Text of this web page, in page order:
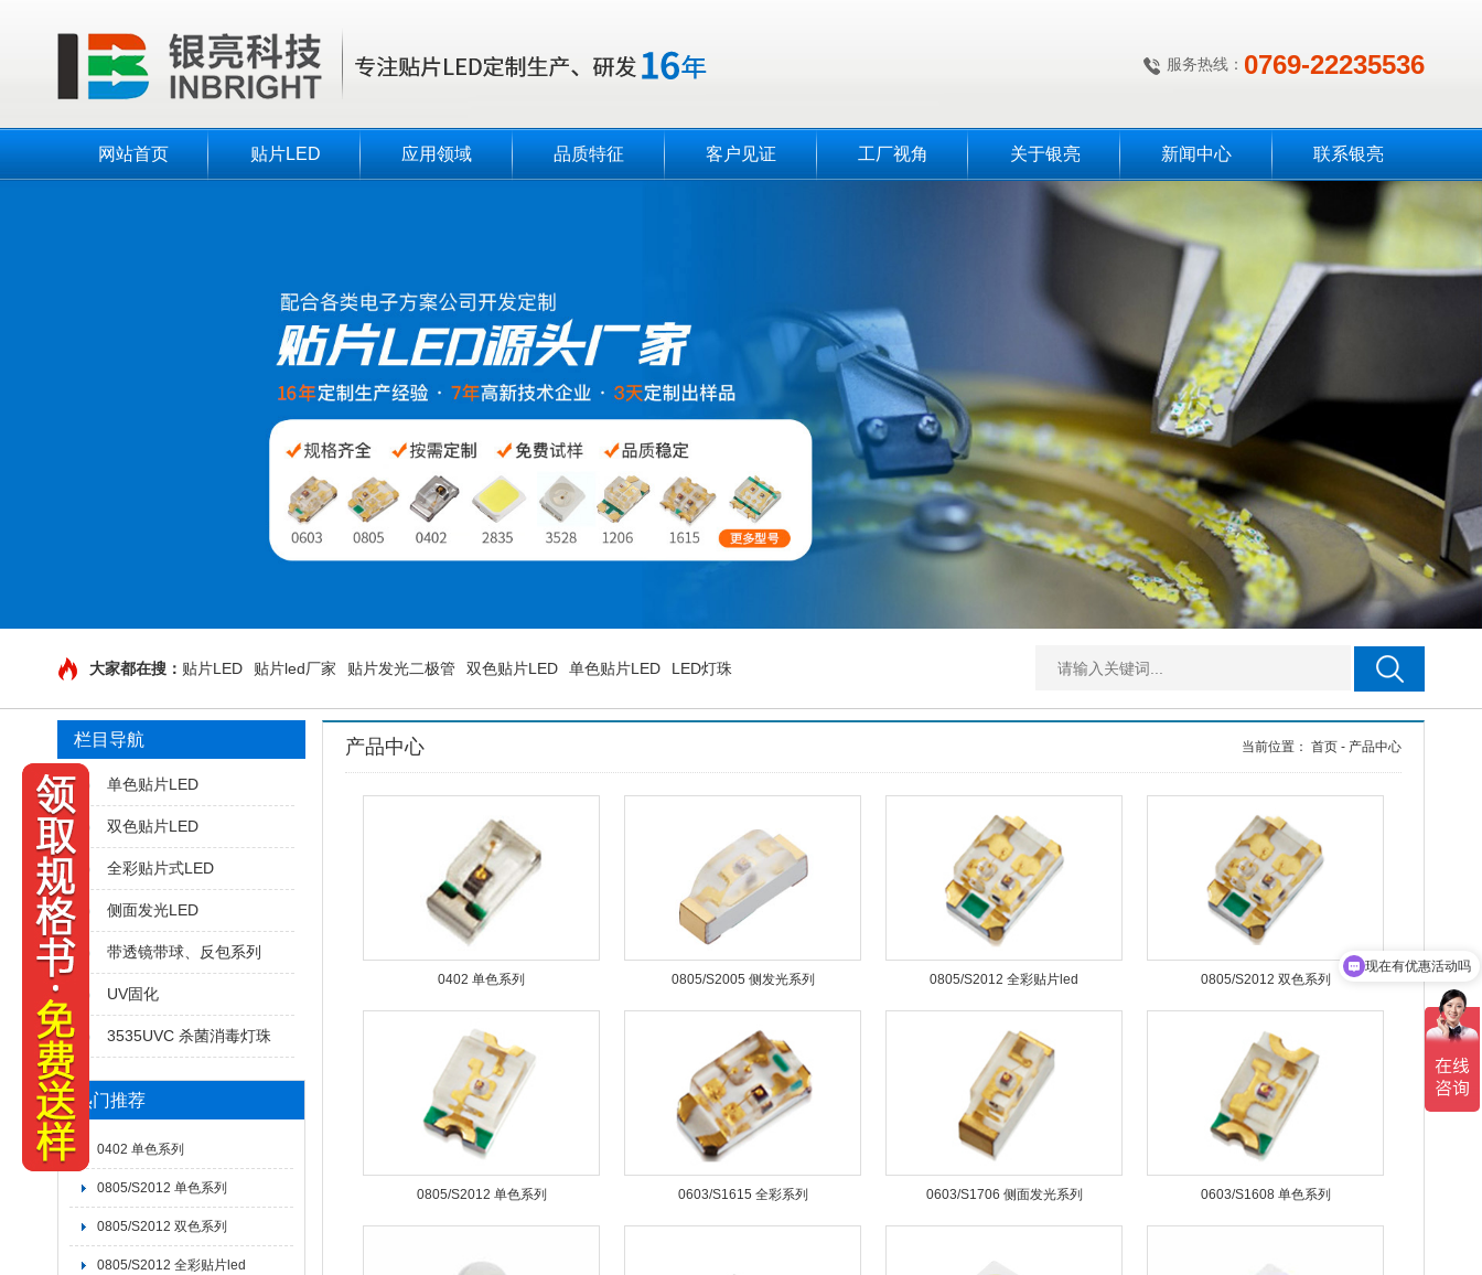
服务热线： 0769-22235536
网站首页 贴片LED 应用领域 品质特征 客户见证 工厂视角 关于银亮 新闻中心 联系银亮
大家都在搜： 贴片LED 贴片led厂家 贴片发光二极管 双色贴片LED 单色贴片LED LED灯珠
栏目导航
单色贴片LED
双色贴片LED
全彩贴片式LED
侧面发光LED
带透镜带球、反包系列
UV固化
3535UVC 杀菌消毒灯珠
热门推荐
0402 单色系列
0805/S2012 单色系列
0805/S2012 双色系列
0805/S2012 全彩贴片led
产品中心 当前位置： 首页 - 产品中心
0402 单色系列 0805/S2005 侧发光系列 0805/S2012 全彩贴片led 0805/S2012 双色系列
0805/S2012 单色系列 0603/S1615 全彩系列 0603/S1706 侧面发光系列 0603/S1608 单色系列
现在有优惠活动吗